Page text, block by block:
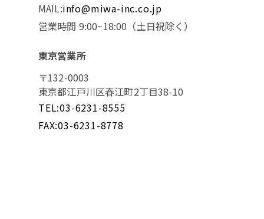
MAIL:info@miwa-inc.co.jp
営業時間 9:00~18:00（土日祝除く）
東京営業所
〒132-0003
東京都江戸川区春江町2丁目38-10
TEL:03-6231-8555
FAX:03-6231-8778